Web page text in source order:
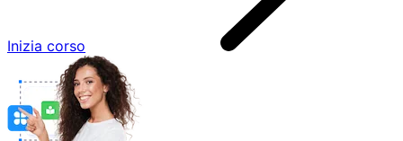
Inizia corso